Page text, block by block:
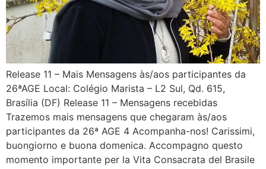
Release 11 – Mais Mensagens às/aos participantes da
26ªAGE Local: Colégio Marista – L2 Sul, Qd. 615,
Brasília (DF) Release 11 – Mensagens recebidas
Trazemos mais mensagens que chegaram às/aos
participantes da 26ª AGE 4 Acompanha-nos! Carissimi,
buongiorno e buona domenica. Accompagno questo
momento importante per la Vita Consacrata del Brasile